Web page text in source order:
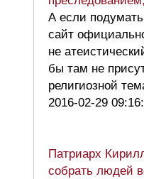
А если
сайт
не
бы там не
религиозной
2016-02-29
Патриарх
собрать людей